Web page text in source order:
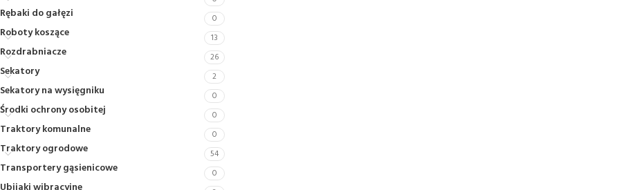
Rębaki do gałęzi 0
Roboty koszące 13
Rozdrabniacze 26
Sekatory 2
Sekatory na wysięgniku 0
Środki ochrony osobitej 0
Traktory komunalne 0
Traktory ogrodowe 54
Transportery gąsienicowe 0